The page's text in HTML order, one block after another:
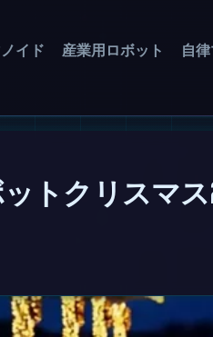
イド 産業用ロボット 自
ットクリスマ